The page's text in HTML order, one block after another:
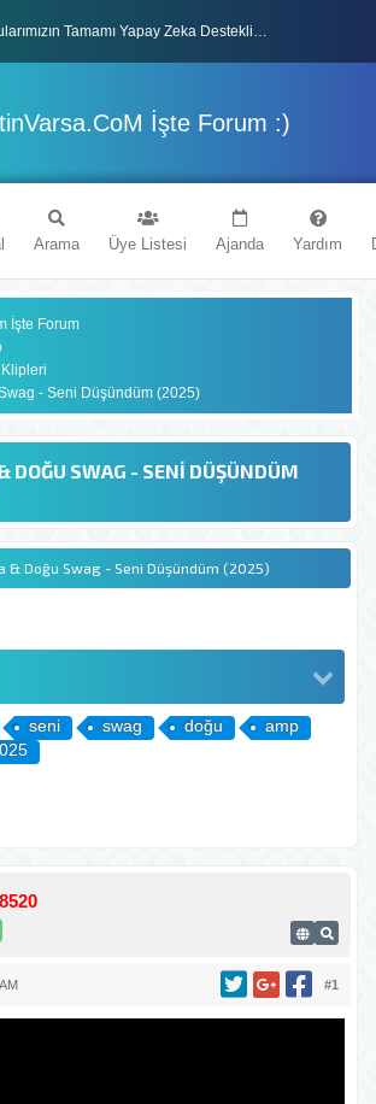
Forumda ki Konularımızın Tamamı Yapay Zeka Destekli En Güncel İçeriklerle Donatılmıştır
Forum Sitemize Hoşgeldiniz
İşte Forum :)
Arama Üye Listesi Ajanda Yardım
İşte Forum
- Seni Düşündüm (2025)
DOĞU SWAG - SENI DÜŞÜNDÜM
& Doğu Swag - Seni Düşündüm (2025)
seni swag doğu
amp
#1